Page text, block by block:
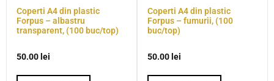
Coperti A4 din plastic
Forpus – albastru
transparent, (100 buc/top)
50.00 lei
Coperti A4 din plastic
Forpus – fumurii, (100
buc/top)
50.00 lei